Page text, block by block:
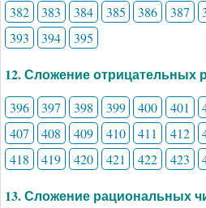
382
383 384 385 386 387
393
394 395
12. Сложение отрицательных
396 397 398 399 400 401
407
408 409 410 411 412
418
419 420 421 422 423
13. Сложение рациональных